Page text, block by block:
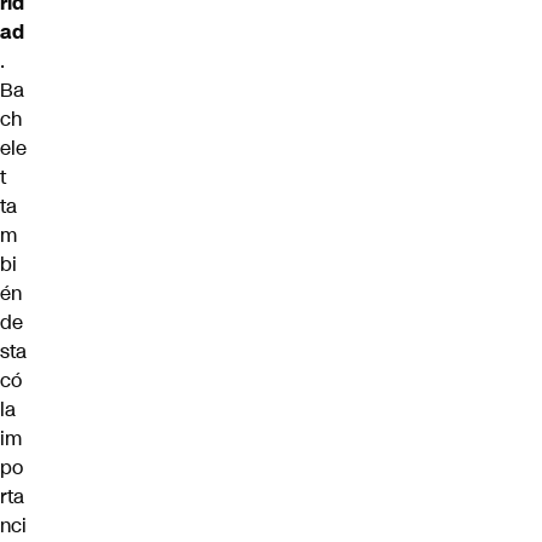
ad
.
Ba
ch
ele
t
ta
m
bi
én
de
sta
có
la
im
po
rta
nci